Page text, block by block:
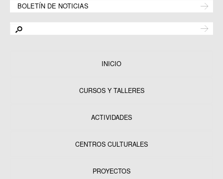
BOLETÍN DE NOTICIAS
INICIO
CURSOS Y TALLERES
ACTIVIDADES
CENTROS CULTURALES
PROYECTOS